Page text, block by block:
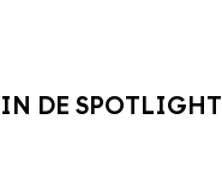
IN DE SPOTLIGHT